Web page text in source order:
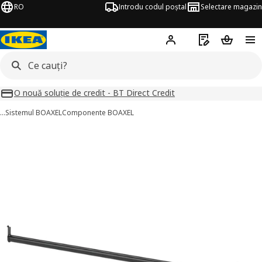
RO Introdu codul poștal Selectare magazin
Hej! Autentifică-te
Listă deCoșul de
O nouă soluție de credit - BT Direct Credit
…Sistemul BOAXELComponente BOAXEL